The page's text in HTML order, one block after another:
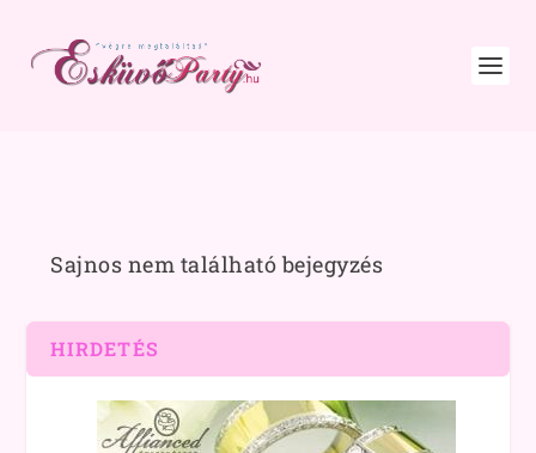
Sajnos nem található bejegyzés
HIRDETÉS